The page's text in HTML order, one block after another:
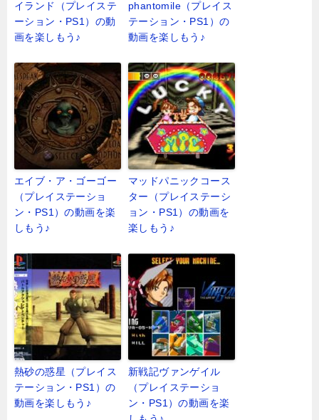
イランド（プレイステ
ーション・PS1）の動
画を楽しもう♪
phantomile（プレイス
テーション・PS1）の
動画を楽しもう♪
エイブ・ア・ゴーゴー
（プレイステーショ
ン・PS1）の動画を楽
しもう♪
マッドパニックコース
ター（プレイステーシ
ョン・PS1）の動画を
楽しもう♪
熱砂の惑星（プレイス
テーション・PS1）の
動画を楽しもう♪
新戦記ヴァンゲイル
（プレイステーショ
ン・PS1）の動画を楽